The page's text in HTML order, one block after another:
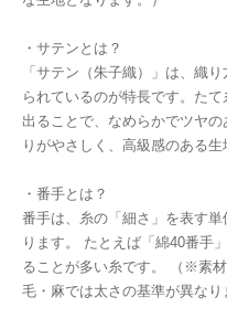
・サテンとは？
「サテン（朱子織）」は、織
られているのが特長です。た
出ることで、なめらかでツヤ
りがやさしく、高級感のある生
・番手とは？
番手は、糸の「細さ」を表す
ります。 たとえば「綿40番手
ることが多い糸です。 （※素
毛・麻では太さの基準が異なり